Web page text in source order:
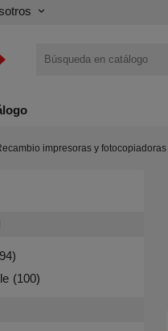
keyboard_arrow_down
impresoras y fotocopiadoras
(100)